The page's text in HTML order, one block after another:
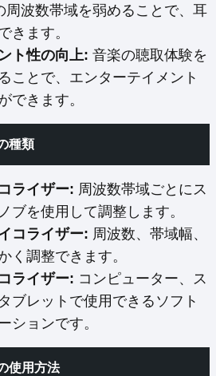
周波数帯域を弱めることで、耳
きます。
ト性の向上: 音楽の聴取体験を
ことで、エンターテイメント
できます。
種類
ライザー: 周波数帯域ごとにス
ブを使用して調整します。
コライザー: 周波数、帯域幅、
く調整できます。
ライザー: コンピューター、ス
ブレットで使用できるソフト
ションです。
使用方法